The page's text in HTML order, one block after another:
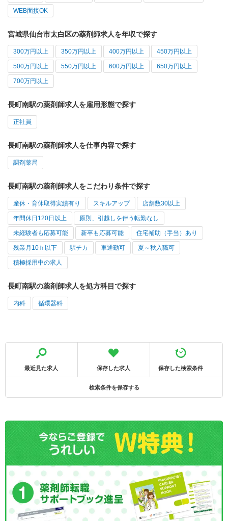
WEB面接OK
宮城県仙台市太白区の薬剤師求人を年収で探す
300万円以上 350万円以上 400万円以上 450万円以上
500万円以上 550万円以上 600万円以上 650万円以上
700万円以上
長町南駅の薬剤師求人を雇用形態で探す
正社員
長町南駅の薬剤師求人を仕事内容で探す
調剤薬局
長町南駅の薬剤師求人をこだわり条件で探す
産休・育休取得実績有り スキルアップ 店舗数30以上
年間休日120日以上 原則、引越しを伴う転勤なし
未経験者も応募可能 新卒も応募可能 住宅補助（手当）あり
残業月10ｈ以下 駅チカ 車通勤可 夏～秋入職可
積極採用中の求人
長町南駅の薬剤師求人を処方科目で探す
内科 循環器科
最近見た求人 保存した求人 保存した検索条件
検索条件を保存する